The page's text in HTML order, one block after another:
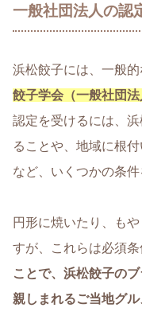
一般社団法人の認
浜松餃子には、一般的
餃子学会（一般社団
認定を受けるには、
ることや、地域に根
など、いくつかの条件
円形に焼いたり、も
すが、これらは必須条
ことで、浜松餃子の
親しまれるご当地グル